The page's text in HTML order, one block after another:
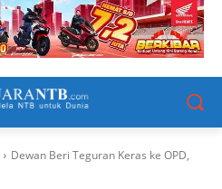
Dewan Beri Teguran Keras ke OPD,